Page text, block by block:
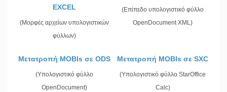
EXCEL
(Μορφές αρχείων υπολογιστικών
φύλλων)
(Επίπεδο υπολογιστικό φύλλο
OpenDocument XML)
Μετατροπή MOBIs σε ODS
(Υπολογιστικό φύλλο
OpenDocument)
Μετατροπή MOBIs σε SXC
(Υπολογιστικό φύλλο StarOffice
Calc)